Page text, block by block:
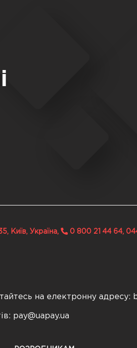
Київ, Україна, 0 800 21 44 64,
на електронну адресу:
pay@uapay.ua